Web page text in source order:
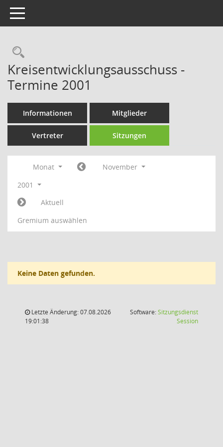
Toggle navigation
Rechercheauswahl
Kreisentwicklungsausschuss -
Termine 2001
Informationen Mitglieder
Vertreter Sitzungen
Monat
November
2001
Aktuell
Gremium auswählen
Keine Daten gefunden.
Letzte Änderung: 07.08.2026
19:01:38
Software:Sitzungsdienst
Session(Wird in